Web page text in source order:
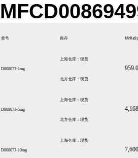
货号 库存 销售价
D808073-1mg
上海仓库：现货
北方仓库：现货
D808073-5mg
上海仓库：现货
北方仓库：现货
D808073-10mg
上海仓库：现货